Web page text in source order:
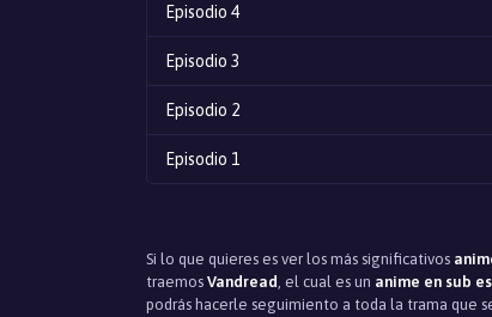
Episodio 4
Episodio 3
Episodio 2
Episodio 1
Si lo que quieres es ver los más significativos
traemos Vandread , el cual es un anime en sub
podrás hacerle seguimiento a toda la trama que